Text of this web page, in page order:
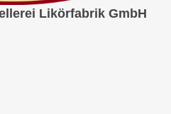
Likörfabrik GmbH